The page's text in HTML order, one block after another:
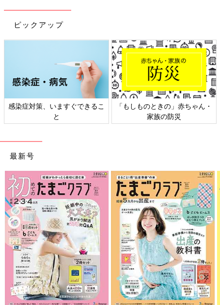
ピックアップ
策、いますぐできるこ
「もしものときの」赤ちゃん・
家族の防災
日本外
最新号